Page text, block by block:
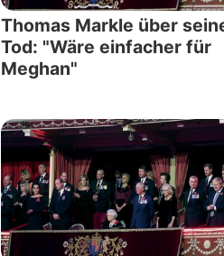
Thomas Markle über
Tod: "Wäre einfacher für
Meghan"